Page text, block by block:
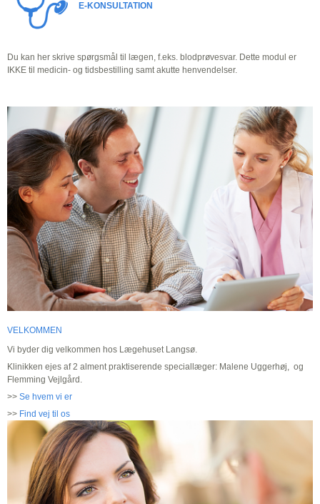
E-KONSULTATION
Du kan her skrive spørgsmål til lægen, f.eks. blodprøvesvar. Dette modul er
IKKE til medicin- og tidsbestilling samt akutte henvendelser.
VELKOMMEN
Vi byder dig velkommen hos Lægehuset Langsø.
Klinikken ejes af 2 alment praktiserende speciallæger: Malene Uggerhøj, og
Flemming Vejlgård.
>> Se hvem vi er
>> Find vej til os